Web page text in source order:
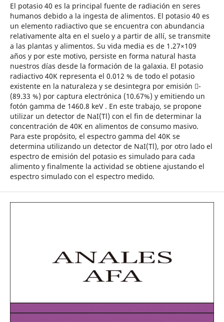
El potasio 40 es la principal fuente de radiación en seres
humanos debido a la ingesta de alimentos. El potasio 40 es
un elemento radiactivo que se encuentra con abundancia
relativamente alta en el suelo y a partir de allí, se transmite
a las plantas y alimentos. Su vida media es de 1.27×109
años y por este motivo, persiste en forma natural hasta
nuestros días desde la formación de la galaxia. El potasio
radiactivo 40K representa el 0.012 % de todo el potasio
existente en la naturaleza y se desintegra por emisión -
(89.33 %) por captura electrónica (10.67%) y emitiendo un
fotón gamma de 1460.8 keV . En este trabajo, se propone
utilizar un detector de NaI(Tl) con el fin de determinar la
concentración de 40K en alimentos de consumo masivo.
Para este propósito, el espectro gamma del 40K se
determina utilizando un detector de NaI(Tl), por otro lado el
espectro de emisión del potasio es simulado para cada
alimento y finalmente la actividad se obtiene ajustando el
espectro simulado con el espectro medido.